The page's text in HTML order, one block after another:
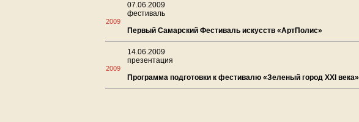
2009
07.06.2009
фестиваль
Первый Самарский Фестиваль искусств «АртПолис»
2009
14.06.2009
презентация
Программа подготовки к фестивалю «Зеленый город XXI века»